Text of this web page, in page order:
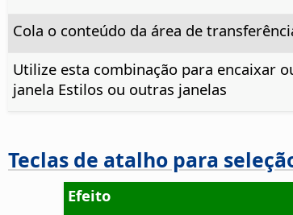
Cola o conteúdo da área de
Utilize esta combinação para encaixar
janela Estilos ou outras janelas
Teclas de atalho para
Efeito